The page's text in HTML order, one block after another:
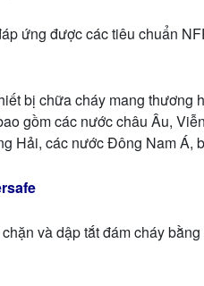
ứng được các tiêu chuẩn
bị chữa cháy mang thương
gồm các nước châu Âu,
Hải, các nước Đông Nam Á,
và dập tắt đám cháy